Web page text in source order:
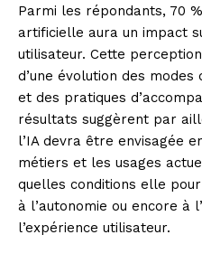
Parmi les répondants, 70
artificielle aura un impact
utilisateur. Cette
d’une évolution des
et des pratiques
résultats suggèrent par
l’IA devra être envisagée
métiers et les usages
quelles conditions elle
à l’autonomie ou encore à
l’expérience utilisateur.